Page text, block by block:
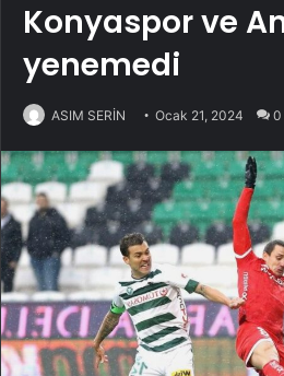
Konyaspor ve
yenemedi
ASIM SERİN Ocak 21, 2024 0